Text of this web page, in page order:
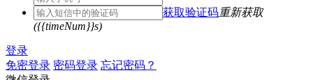
获取验证码重新获取
({{timeNum}}s)
登录
免密登录 密码登录 忘记密码？